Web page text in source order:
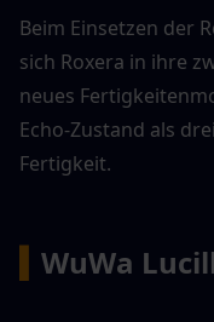
Beim Einsetzen der
sich Roxera in ihre
neues
Echo-Zustand als
Fertigkeit.
WuWa